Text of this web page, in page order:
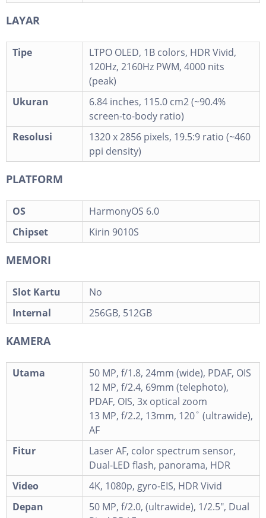
LAYAR
Tipe
LTPO OLED, 1B colors, HDR Vivid,
120Hz, 2160Hz PWM, 4000 nits
(peak)
Ukuran
6.84 inches, 115.0 cm2 (~90.4%
screen-to-body ratio)
Resolusi
1320 x 2856 pixels, 19.5:9 ratio (~460
ppi density)
PLATFORM
OS
HarmonyOS 6.0
Chipset
Kirin 9010S
MEMORI
Slot Kartu
No
Internal
256GB, 512GB
KAMERA
Utama
50 MP, f/1.8, 24mm (wide), PDAF, OIS
12 MP, f/2.4, 69mm (telephoto),
PDAF, OIS, 3x optical zoom
13 MP, f/2.2, 13mm, 120˚ (ultrawide),
AF
Fitur
Laser AF, color spectrum sensor,
Dual-LED flash, panorama, HDR
Video
4K, 1080p, gyro-EIS, HDR Vivid
Depan
50 MP, f/2.0, (ultrawide), 1/2.5", Dual